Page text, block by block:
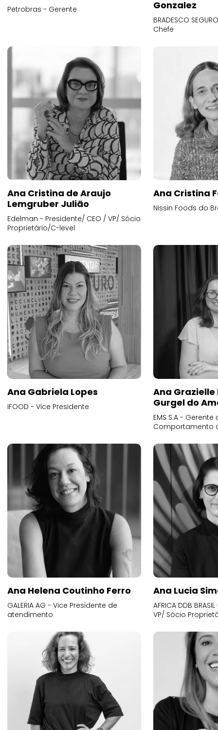
Petrobras - Gerente
Gonzalez
BRADESCO
Chefe
Ana Cristina de Araujo
Lemgruber Julião
Edelman - Presidente/ CEO / VP/ Sócio
Proprietário/C-level
Ana Cristina
Nissin Foods do
Ana Gabriela Lopes
IFOOD - Vice Presidente
Ana
Gurgel do
EMS S.A -
Comportamento
Ana Helena Coutinho Ferro
GALERIA AG - Vice Presidente de
atendimento
Ana Lucia
AFRICA DDB
VP/ Sócio